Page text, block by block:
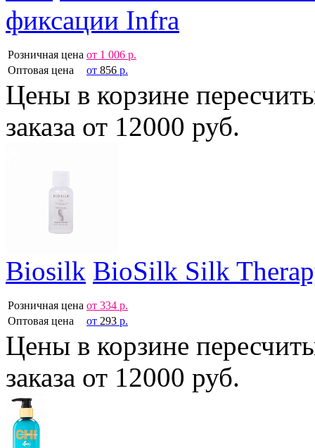
фиксации Infra
Розничная цена от 1 006 р.
Оптовая цена
от 856 р.
Цены в корзине
заказа от 12000 руб.
Biosilk BioSilk Silk
Розничная цена от 334 р.
Оптовая цена
от 293 р.
Цены в корзине
заказа от 12000 руб.